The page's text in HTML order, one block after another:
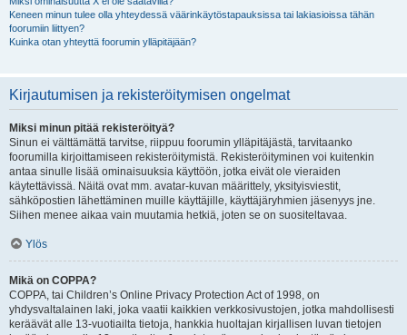
Keneen minun tulee olla yhteydessä väärinkäytöstapauksissa tai lakiasioissa tähän
foorumiin liittyen?
Kuinka otan yhteyttä foorumin ylläpitäjään?
Kirjautumisen ja rekisteröitymisen ongelmat
Miksi minun pitää rekisteröityä?
Sinun ei välttämättä tarvitse, riippuu foorumin ylläpitäjästä, tarvitaanko
foorumilla kirjoittamiseen rekisteröitymistä. Rekisteröityminen voi kuitenkin
antaa sinulle lisää ominaisuuksia käyttöön, jotka eivät ole vieraiden
käytettävissä. Näitä ovat mm. avatar-kuvan määrittely, yksityisviestit,
sähköpostien lähettäminen muille käyttäjille, käyttäjäryhmien jäsenyys jne.
Siihen menee aikaa vain muutamia hetkiä, joten se on suositeltavaa.
Ylös
Mikä on COPPA?
COPPA, tai Children’s Online Privacy Protection Act of 1998, on
yhdysvaltalainen laki, joka vaatii kaikkien verkkosivustojen, jotka mahdollisesti
keräävät alle 13-vuotiailta tietoja, hankkia huoltajan kirjallisen luvan tietojen